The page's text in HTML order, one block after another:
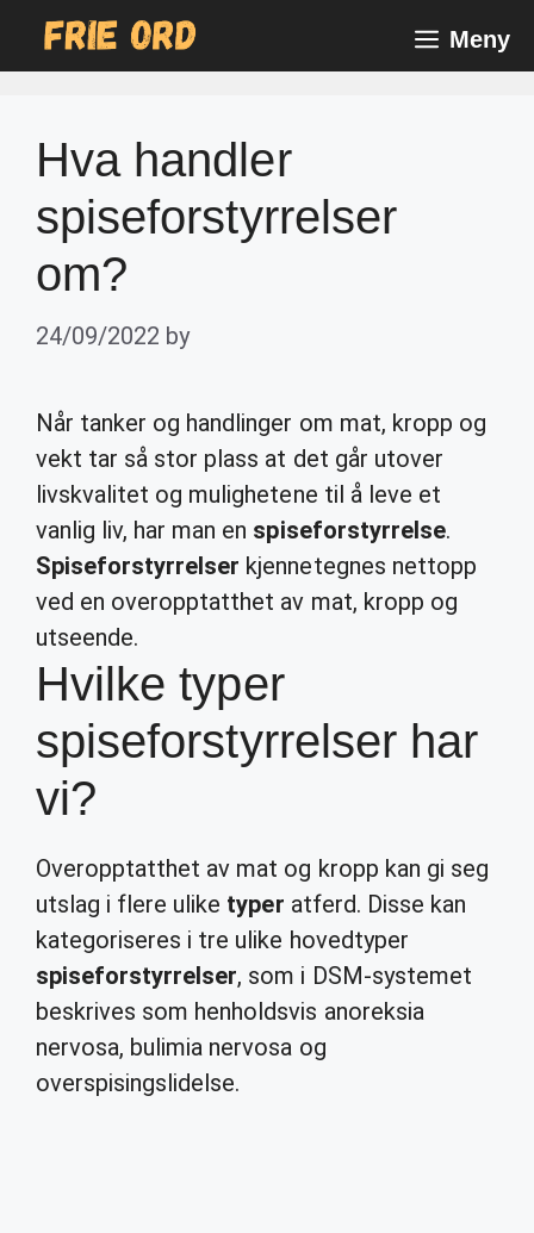
Meny
Hva handler
spiseforstyrrelser
om?
24/09/2022 by
Når tanker og handlinger om mat, kropp og
vekt tar så stor plass at det går utover
livskvalitet og mulighetene til å leve et
vanlig liv, har man en spiseforstyrrelse.
Spiseforstyrrelser kjennetegnes nettopp
ved en overopptatthet av mat, kropp og
utseende.
Hvilke typer
spiseforstyrrelser har
vi?
Overopptatthet av mat og kropp kan gi seg
utslag i flere ulike typer atferd. Disse kan
kategoriseres i tre ulike hovedtyper
spiseforstyrrelser, som i DSM-systemet
beskrives som henholdsvis anoreksia
nervosa, bulimia nervosa og
overspisingslidelse.